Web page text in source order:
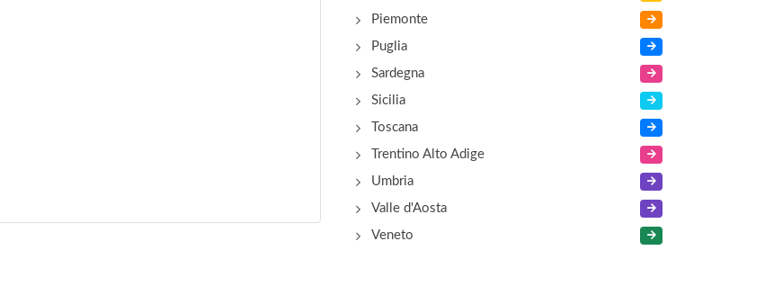
Piemonte
Puglia
Sardegna
Sicilia
Toscana
Trentino Alto Adige
Umbria
Valle d'Aosta
Veneto